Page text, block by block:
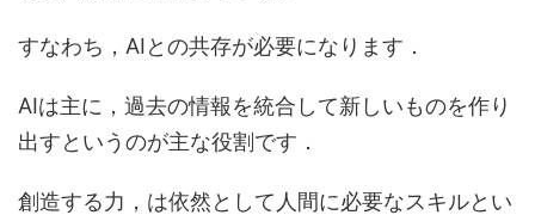
すなわち， AIとの共存が必要になります．
AIは主に，過去の情報を統合して新しいものを作り
出すというのが主な役割です．
創造する力 ，は依然として人間に必要なスキルとい